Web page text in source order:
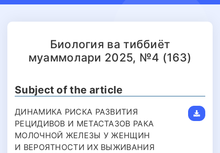
Биология ва тиббиёт
муаммолари 2025, №4 (163)
Subject of the article
ДИНАМИКА РИСКА РАЗВИТИЯ
РЕЦИДИВОВ И МЕТАСТАЗОВ РАКА
МОЛОЧНОЙ ЖЕЛЕЗЫ У ЖЕНЩИН
И ВЕРОЯТНОСТИ ИХ ВЫЖИВАНИЯ